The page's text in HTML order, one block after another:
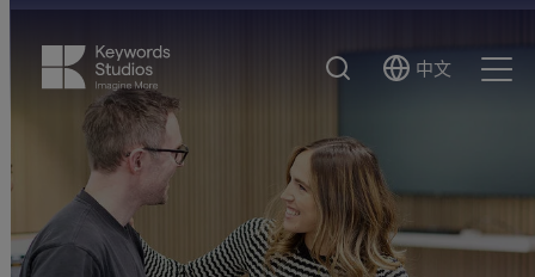
搜
Select
中文